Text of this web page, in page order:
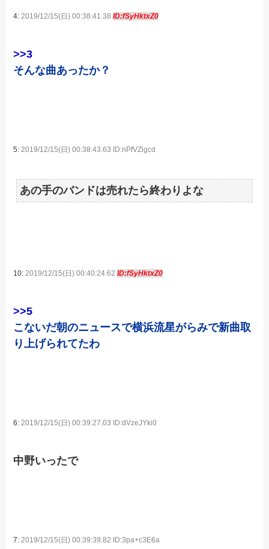
4:2019/12/15(日) 00:38:41.38ID:fSyHktxZ0
>>3
そんな曲あったか？
5: 2019/12/15(日) 00:38:43.63 ID:nPfVZigcd
あの手のバンドは売れたら終わりよな
10:2019/12/15(日) 00:40:24.62ID:fSyHktxZ0
>>5
こないだ朝のニュースで横浜流星がらみで新曲取
り上げられてたわ
6:2019/12/15(日) 00:39:27.03 ID:dVzeJYki0
中野いったで
7: 2019/12/15(日) 00:39:39.82 ID:3pa+c3E6a